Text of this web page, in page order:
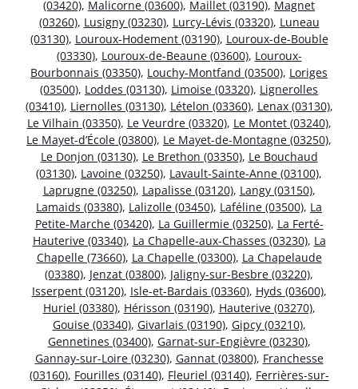
(03420), Malicorne (03600), Maillet (03190), Magnet
(03260), Lusigny (03230), Lurcy-Lévis (03320), Luneau
(03130), Louroux-Hodement (03190), Louroux-de-Bouble
(03330), Louroux-de-Beaune (03600), Louroux-
Bourbonnais (03350), Louchy-Montfand (03500), Loriges
(03500), Loddes (03130), Limoise (03320), Lignerolles
(03410), Liernolles (03130), Lételon (03360), Lenax (03130),
Le Vilhain (03350), Le Veurdre (03320), Le Montet (03240),
Le Mayet-d’École (03800), Le Mayet-de-Montagne (03250),
Le Donjon (03130), Le Brethon (03350), Le Bouchaud
(03130), Lavoine (03250), Lavault-Sainte-Anne (03100),
Laprugne (03250), Lapalisse (03120), Langy (03150),
Lamaids (03380), Lalizolle (03450), Laféline (03500), La
Petite-Marche (03420), La Guillermie (03250), La Ferté-
Hauterive (03340), La Chapelle-aux-Chasses (03230), La
Chapelle (73660), La Chapelle (03300), La Chapelaude
(03380), Jenzat (03800), Jaligny-sur-Besbre (03220),
Isserpent (03120), Isle-et-Bardais (03360), Hyds (03600),
Huriel (03380), Hérisson (03190), Hauterive (03270),
Gouise (03340), Givarlais (03190), Gipcy (03210),
Gennetines (03400), Garnat-sur-Engièvre (03230),
Gannay-sur-Loire (03230), Gannat (03800), Franchesse
(03160), Fourilles (03140), Fleuriel (03140), Ferrières-sur-